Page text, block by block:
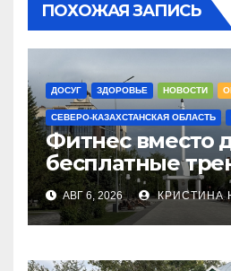
ПОХОЖАЯ ЗАПИСЬ
ДОСУГ ЗДОРОВЬЕ НОВОСТИ
СЕВЕРО-КАЗАХСТАНСКАЯ ОБЛАСТЬ
Фитнес вместо
бесплатные
запускают в
Петропавловске
АВГ 6, 2026 КРИСТИНА